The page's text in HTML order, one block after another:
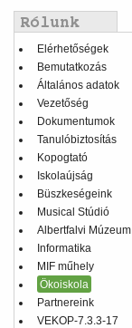
menu
Balmenü
Elérhetőségek
Bemutatkozás
Általános adatok
Vezetőség
Dokumentumok
Tanulóbiztosítás
Kopogtató
Iskolaújság
Büszkeségeink
Musical Stúdió
Albertfalvi Múzeum
Informatika
MIF műhely
Ökoiskola
Partnereink
VEKOP-7.3.3-17